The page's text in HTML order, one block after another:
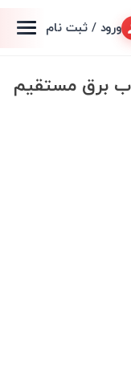
ورود / ثبت نام
برق مستقیم